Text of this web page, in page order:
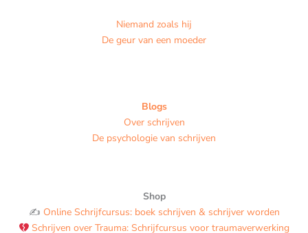
Niemand zoals hij
De geur van een moeder
Blogs
Over schrijven
De psychologie van schrijven
Shop
✍️ Online Schrijfcursus: boek schrijven & schrijver worden
Schrijven over Trauma: Schrijfcursus voor traumaverwerking